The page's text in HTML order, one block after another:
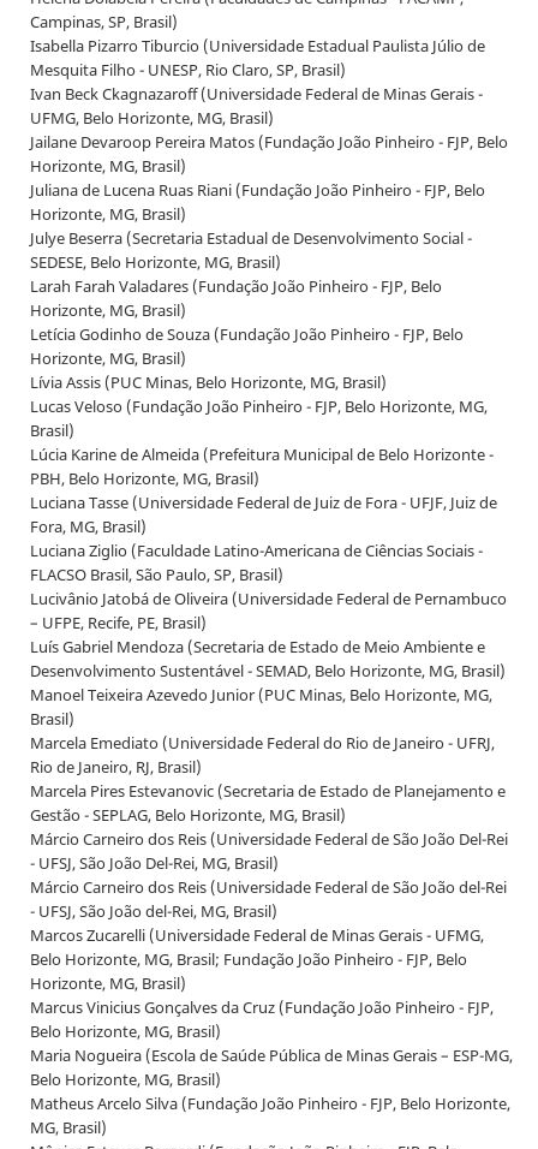
Campinas, SP, Brasil)
Isabella Pizarro Tiburcio (Universidade Estadual Paulista Júlio de
Mesquita Filho - UNESP, Rio Claro, SP, Brasil)
Ivan Beck Ckagnazaroff (Universidade Federal de Minas Gerais -
UFMG, Belo Horizonte, MG, Brasil)
Jailane Devaroop Pereira Matos (Fundação João Pinheiro - FJP, Belo
Horizonte, MG, Brasil)
Juliana de Lucena Ruas Riani (Fundação João Pinheiro - FJP, Belo
Horizonte, MG, Brasil)
Julye Beserra (Secretaria Estadual de Desenvolvimento Social -
SEDESE, Belo Horizonte, MG, Brasil)
Larah Farah Valadares (Fundação João Pinheiro - FJP, Belo
Horizonte, MG, Brasil)
Letícia Godinho de Souza (Fundação João Pinheiro - FJP, Belo
Horizonte, MG, Brasil)
Lívia Assis (PUC Minas, Belo Horizonte, MG, Brasil)
Lucas Veloso (Fundação João Pinheiro - FJP, Belo Horizonte, MG,
Brasil)
Lúcia Karine de Almeida (Prefeitura Municipal de Belo Horizonte -
PBH, Belo Horizonte, MG, Brasil)
Luciana Tasse (Universidade Federal de Juiz de Fora - UFJF, Juiz de
Fora, MG, Brasil)
Luciana Ziglio (Faculdade Latino-Americana de Ciências Sociais -
FLACSO Brasil, São Paulo, SP, Brasil)
Lucivânio Jatobá de Oliveira (Universidade Federal de Pernambuco
– UFPE, Recife, PE, Brasil)
Luís Gabriel Mendoza (Secretaria de Estado de Meio Ambiente e
Desenvolvimento Sustentável - SEMAD, Belo Horizonte, MG, Brasil)
Manoel Teixeira Azevedo Junior (PUC Minas, Belo Horizonte, MG,
Brasil)
Marcela Emediato (Universidade Federal do Rio de Janeiro - UFRJ,
Rio de Janeiro, RJ, Brasil)
Marcela Pires Estevanovic (Secretaria de Estado de Planejamento e
Gestão - SEPLAG, Belo Horizonte, MG, Brasil)
Márcio Carneiro dos Reis (Universidade Federal de São João Del-Rei
- UFSJ, São João Del-Rei, MG, Brasil)
Márcio Carneiro dos Reis (Universidade Federal de São João del-Rei
- UFSJ, São João del-Rei, MG, Brasil)
Marcos Zucarelli (Universidade Federal de Minas Gerais - UFMG,
Belo Horizonte, MG, Brasil; Fundação João Pinheiro - FJP, Belo
Horizonte, MG, Brasil)
Marcus Vinicius Gonçalves da Cruz (Fundação João Pinheiro - FJP,
Belo Horizonte, MG, Brasil)
Maria Nogueira (Escola de Saúde Pública de Minas Gerais – ESP-MG,
Belo Horizonte, MG, Brasil)
Matheus Arcelo Silva (Fundação João Pinheiro - FJP, Belo Horizonte,
MG, Brasil)